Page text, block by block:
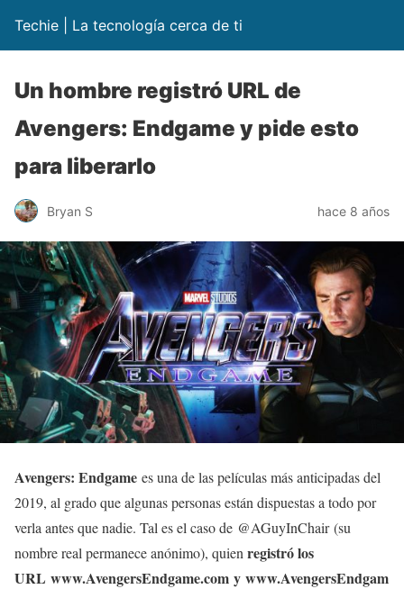
Techie | La tecnología cerca de ti
Un hombre registró URL de
Avengers: Endgame y pide esto
para liberarlo
Bryan S hace 8 años
Avengers: Endgame es una de las películas más anticipadas del
2019, al grado que algunas personas están dispuestas a todo por
verla antes que nadie. Tal es el caso de @AGuyInChair (su
nombre real permanece anónimo), quien registró los
URL www.AvengersEndgame.com y www.AvengersEndgam